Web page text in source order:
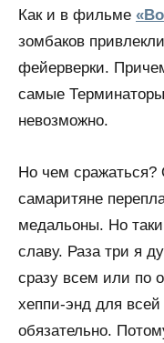
Как и в фильме
зомбаков
фейерверки.
самые
невозможно.
Но чем сражаться?
самаритяне
медальоны. Но
славу. Раза три я
сразу всем или по
хеппи-энд для
обязательно.